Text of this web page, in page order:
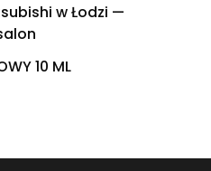
w Łodzi —
10 ML